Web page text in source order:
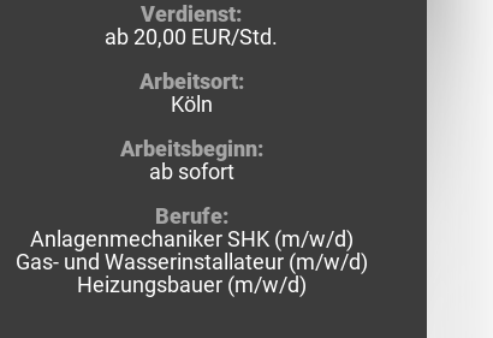
Verdienst:
ab 20,00 EUR/Std.
Arbeitsort:
Köln
Arbeitsbeginn:
ab sofort
Berufe:
Anlagenmechaniker SHK (m/w/d)
Gas- und Wasserinstallateur (m/w/d)
Heizungsbauer (m/w/d)